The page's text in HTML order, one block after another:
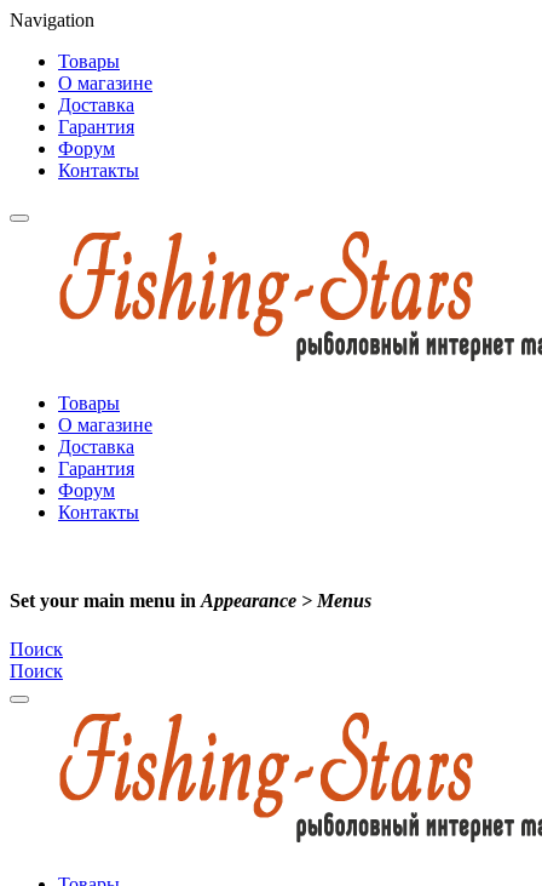
Navigation
Товары
О магазине
Доставка
Гарантия
Форум
Контакты
Товары
О магазине
Доставка
Гарантия
Форум
Контакты
Set your main menu in Appearance > Menus
Поиск
Поиск